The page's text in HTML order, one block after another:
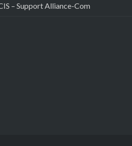
– Support Alliance-Com